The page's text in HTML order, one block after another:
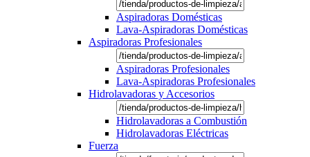
Aspiradoras Domésticas
Lava-Aspiradoras Domésticas
Aspiradoras Profesionales
Aspiradoras Profesionales
Lava-Aspiradoras Profesionales
Hidrolavadoras y Accesorios
Hidrolavadoras a Combustión
Hidrolavadoras Eléctricas
Fuerza